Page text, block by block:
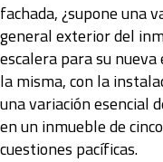
fachada, ¿supone una
general exterior del
escalera para su
la misma, con la
una variación esencial
en un inmueble de
cuestiones pacíficas.